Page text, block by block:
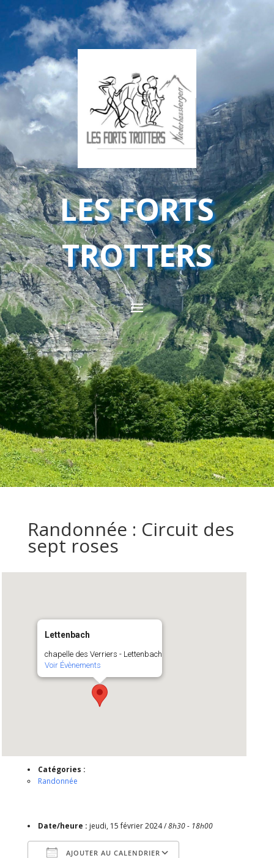
LES FORTS
TROTTERS
Randonnée : Circuit des
sept roses
Lettenbach
chapelle des Verriers - Lettenbach
Voir Évènements
Catégories :
Randonnée
Date/heure : jeudi, 15 février 2024 /8h30 - 18h00
AJOUTER AU CALENDRIER